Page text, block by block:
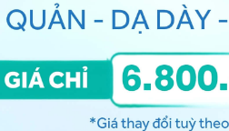
tràng (ruột già)
quang để làm gì?